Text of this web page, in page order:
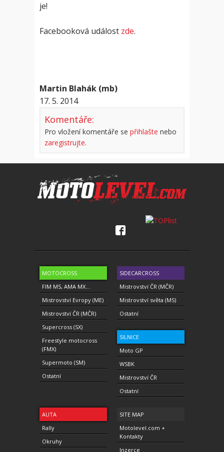
je!
Facebooková událost zde.
Martin Blahák (mb)
17. 5. 2014
Komentáře:
Pro vložení komentáře se přihlašte nebo
zaregistrujte.
MOTOCROSS
FIM MS, AMA MX...
Mistrovství Evropy (ME)
Mistrovství ČR (MČR)
Supercross (SX)
Freestyle motocross
(FMX)
Supermoto (SM)
Ostatní
SIDECARCROSS
Mistrovství ČR (MČR)
Mistrovství světa (MS)
Ostatní
SILNICE
Moto GP
WSBK
Mistrovství ČR
Ostatní
AUTA
Rally
Okruhy
SITE MAP
Motolevel.com +
Kontakty
Inzerce